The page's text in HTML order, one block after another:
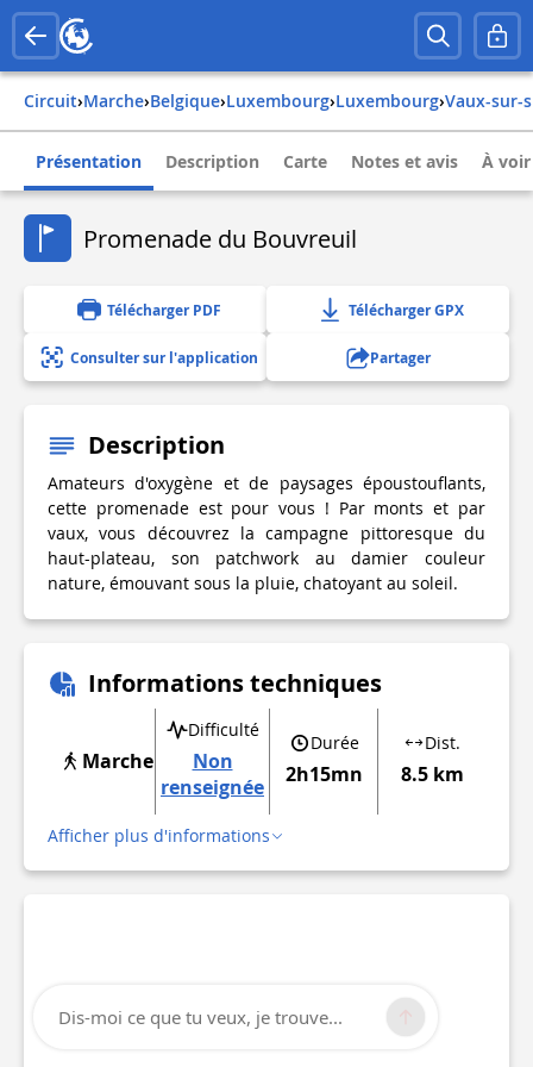
Circuit› Marche› belgique› luxembourg› luxembourg› vaux-sur-
Présentation Description Carte Notes et avis À
Promenade du Bouvreuil
Télécharger PDF Télécharger GPX
Consulter sur l'application Partager
Description
Amateurs d'oxygène et de paysages époustouflants,
cette promenade est pour vous ! Par monts et par
vaux, vous découvrez la campagne pittoresque du
haut-plateau, son patchwork au damier couleur
nature, émouvant sous la pluie, chatoyant au soleil.
Informations techniques
Marche
Difficulté
Non
renseignée
Durée
2h15mn
Dist.
8.5 km
Afficher plus d'informations
Dis-moi ce que tu veux, je trouve...